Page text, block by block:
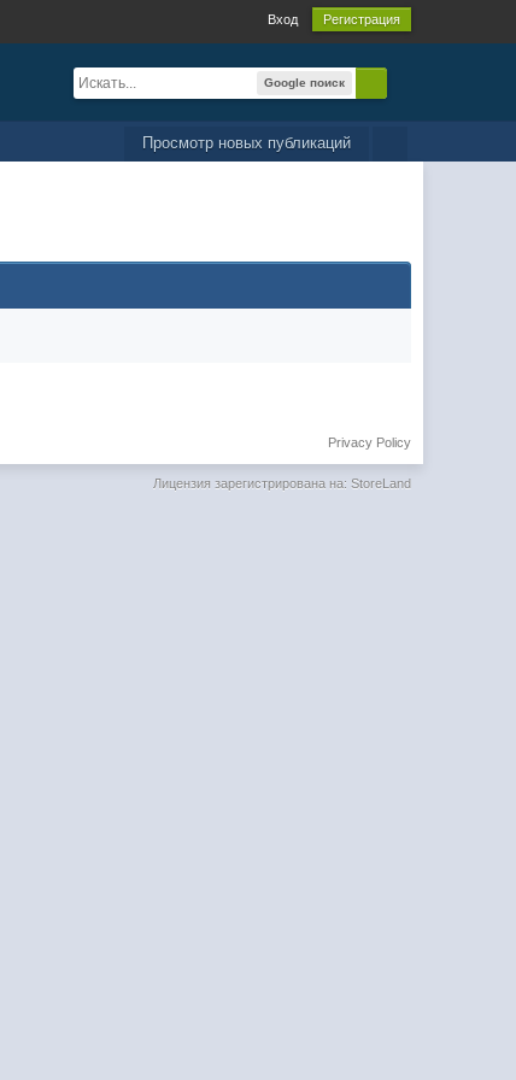
Вход Регистрация
Google поиск
Просмотр новых публикаций
Privacy Policy
Лицензия зарегистрирована на: StoreLand